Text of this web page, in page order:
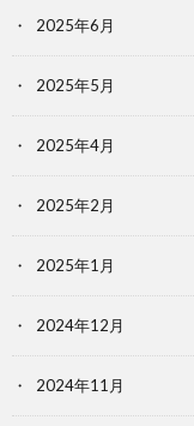
2025年6月
2025年5月
2025年4月
2025年2月
2025年1月
2024年12月
2024年11月